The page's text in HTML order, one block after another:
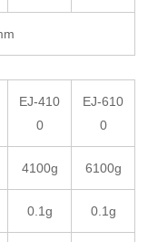
EJ-410
0
EJ-610
0
4100g 6100g
0.1g 0.1g